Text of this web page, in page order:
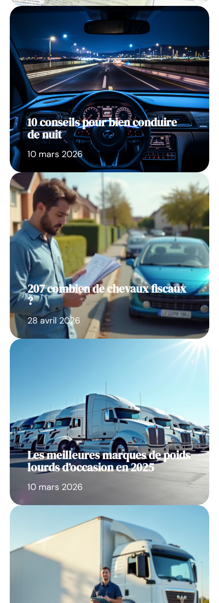
10 conseils pour bien conduire
de nuit
10 mars 2026
207 combien de chevaux fiscaux
?
28 avril 2026
Les meilleures marques de poids
lourds d’occasion en 2025
10 mars 2026